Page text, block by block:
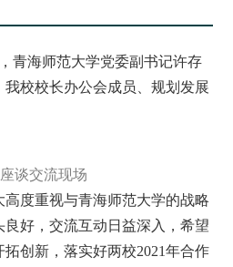
青海师范大学党委副书记许存
校校长办公会成员、规划发展
座谈交流现场
高度重视与青海师范大学的战略
好，交流互动日益深入，希望
创新，落实好两校2021年合作